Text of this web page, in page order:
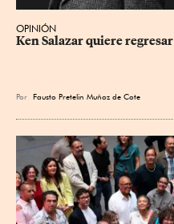
OPINIÓN
Ken Salazar quiere regresar
Por Fausto Pretelin Muñoz de Cote